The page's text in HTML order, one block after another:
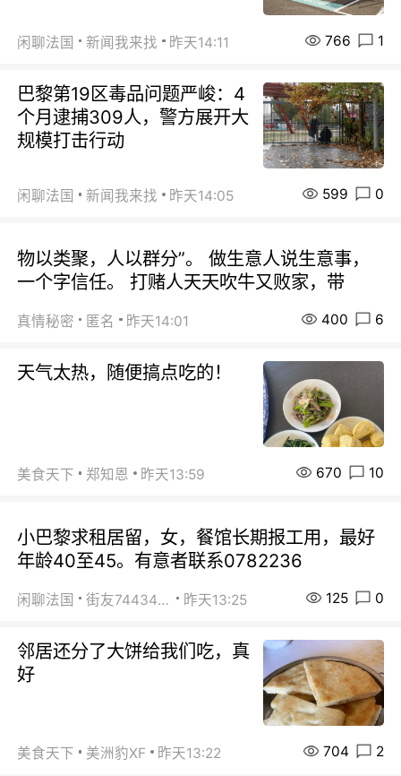
闲聊法国 新闻我来找 昨天14:11 766 1
巴黎第19区毒品问题严峻：4
个月逮捕309人，警方展开大
规模打击行动
闲聊法国 新闻我来找 昨天14:05 599 0
物以类聚，人以群分”。 做生意人说生意事，
一个字信任。 打赌人天天吹牛又败家，带
真情秘密 匿名 昨天14:01 400 6
天气太热，随便搞点吃的！
美食天下 郑知恩 昨天13:59 670 10
小巴黎求租居留，女，餐馆长期报工用，最好
年龄40至45。有意者联系0782236
闲聊法国 街友74434350 昨天13:25 125 0
邻居还分了大饼给我们吃，真
好
美食天下 美洲豹XF 昨天13:22 704 2